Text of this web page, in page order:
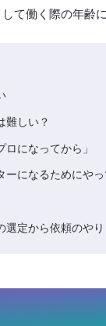
て働く際の年齢
難しい？
ロになってから」
ーになるためにや
選定から依頼のや